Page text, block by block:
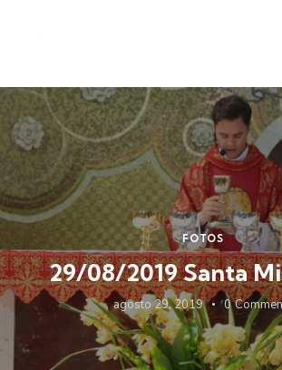
FOTOS
29/08/2019 Santa
agosto 29, 2019 0